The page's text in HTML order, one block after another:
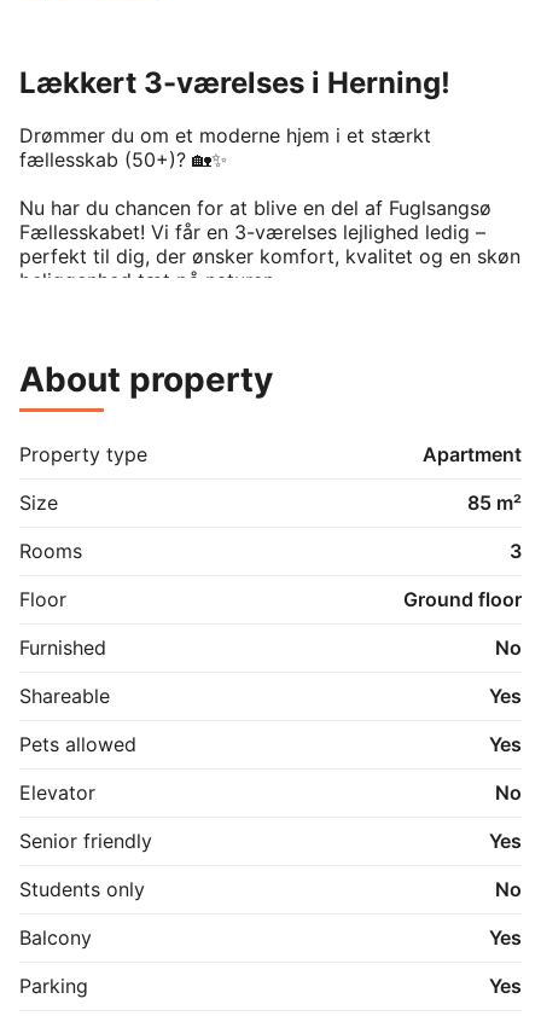
Lækkert 3-værelses i Herning!
Drømmer du om et moderne hjem i et stærkt
fællesskab (50+)? 🏡✨
Nu har du chancen for at blive en del af Fuglsangsø
Fællesskabet! Vi får en 3-værelses lejlighed ledig –
perfekt til dig, der ønsker komfort, kvalitet og en skøn
beliggenhed tæt på naturen.
fra maj
✅ Husdyr tilladt efter aftale – fordi dit hjem også er
✅ Stærkt fællesskab – her får du mere end en bolig,
du bliver en del af noget større
forsyningsselskaberne, derfor er aconto her 0.
Lyder det som noget for dig? Kontakt os i dag for en
About property
Property type
Apartment
Size
85 m²
Rooms
3
Floor
Ground floor
Furnished
No
Shareable
Yes
Pets allowed
Yes
Elevator
No
Senior friendly
Yes
Students only
No
Balcony
Yes
Parking
Yes